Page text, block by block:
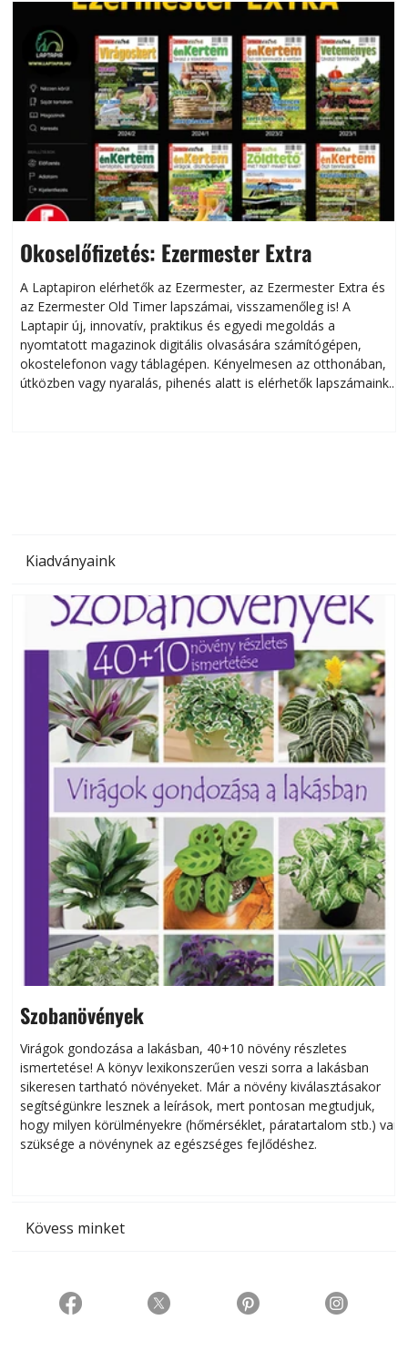
Okoselőfizetés: Ezermester Extra
A Laptapiron elérhetők az Ezermester, az Ezermester Extra és
az Ezermester Old Timer lapszámai, visszamenőleg is! A
Laptapir új, innovatív, praktikus és egyedi megoldás a
nyomtatott magazinok digitális olvasására számítógépen,
okostelefonon vagy táblagépen. Kényelmesen az otthonában,
útközben vagy nyaralás, pihenés alatt is elérhetők lapszámaink.
Kiadványaink
Szobanövények
Virágok gondozása a lakásban, 40+10 növény részletes
ismertetése! A könyv lexikonszerűen veszi sorra a lakásban
sikeresen tart­ha­tó növényeket. Már a növény kiválasztásakor
segítségünkre lesznek a leírások, mert pontosan megtudjuk,
hogy milyen körülményekre (hőmérséklet, páratartalom stb.) van
szüksége a növénynek az egészséges fejlődéshez.
Kövess minket